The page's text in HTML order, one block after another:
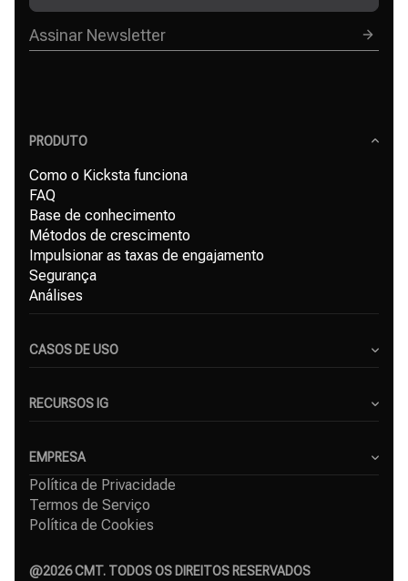
PRODUTO
Como o Kicksta funciona
FAQ
Base de conhecimento
Métodos de crescimento
Impulsionar as taxas de engajamento
Segurança
Análises
CASOS DE USO
Pequenas Empresas
Freelancers
RECURSOS IG
Gerador de Hashtags para Instagram
Serviço de crescimento no Instagram
Crescimento orgânico no Instagram
Seguidores grátis no Instagram
EMPRESA
Sobre Nós
Casos de Sucesso
Contacto
Agência
@2026CMT. TODOS OS DIREITOS RESERVADOS
Política de Privacidade
Termos de Serviço
Política de Cookies